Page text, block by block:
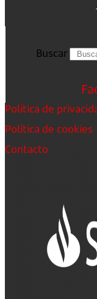
Buscar
Política de
Política de cookies
Contacto